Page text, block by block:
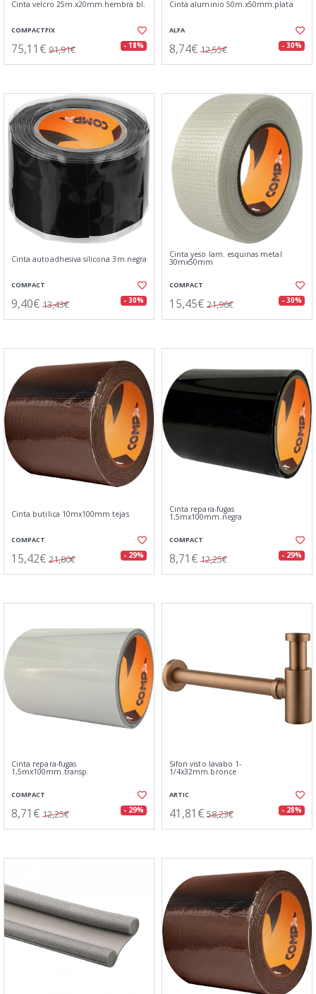
Cinta velcro 25m.x20mm.hembra bl.
COMPACTFIX
75,11€ 91,91€ - 18%
Cinta aluminio 50m.x50mm.plata
ALFA
8,74€ 12,55€ - 30%
Cinta autoadhesiva silicona 3m.negra
COMPACT
9,40€ 13,43€ - 30%
Cinta yeso lam. esquinas metal
30mx50mm
COMPACT
15,45€ 21,96€ - 30%
Cinta butilica 10mx100mm tejas
COMPACT
15,42€ 21,80€ - 29%
Cinta repara-fugas
1,5mx100mm.negra
COMPACT
8,71€ 12,25€ - 29%
Cinta repara-fugas
1,5mx100mm.transp.
COMPACT
8,71€ 12,25€ - 29%
Sifon visto lavabo 1-
1/4x32mm.bronce
ARTIC
41,81€ 58,23€ - 28%